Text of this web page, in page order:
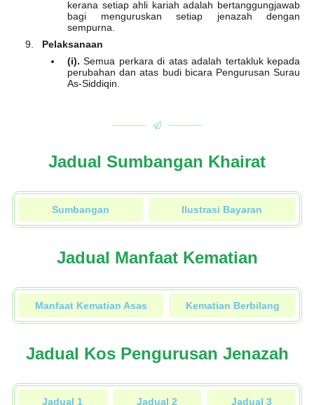
kerana setiap ahli kariah adalah bertanggungjawab
bagi menguruskan setiap jenazah dengan
sempurna.
Pelaksanaan
(i). Semua perkara di atas adalah tertakluk kepada
perubahan dan atas budi bicara Pengurusan Surau
As-Siddiqin.
Jadual Sumbangan Khairat
Sumbangan Ilustrasi Bayaran
Jadual Manfaat Kematian
Manfaat Kematian Asas Kematian Berbilang
Jadual Kos Pengurusan Jenazah
Jadual 1 Jadual 2 Jadual 3